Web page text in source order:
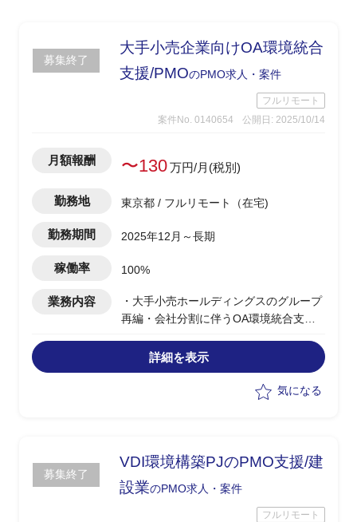
募集終了
大手小売企業向けOA環境統合
支援/PMOのPMO求人・案件
フルリモート
案件No. 0140654
公開日: 2025/10/14
月額報酬 〜130万円/月(税別)
勤務地 東京都 / フルリモート（在宅)
勤務期間 2025年12月～長期
稼働率 100%
業務内容
・大手小売ホールディングスのグループ
再編・会社分割に伴うOA環境統合支援
分離・再構築を行うプロジェクト
・現在要件定義フェーズの為、プロジェ
クト全体を通じての業務を行う
ズにおける各種アウトプットの作成
整理
詳細を表示
気になる
募集終了
VDI環境構築PJのPMO支援/建
設業のPMO求人・案件
フルリモート